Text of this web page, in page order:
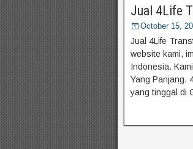
Jual 4Life
October 15,
Jual 4Life
website kami,
Indonesia.
Yang Panjang.
yang tinggal di